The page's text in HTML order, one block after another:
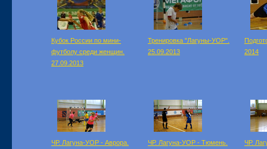
Кубок России по мини-
футболу среди женщин.
27.09.2013
Тренировка "Лагуны-УОР".
25.09.2013
2014
ЧР. Лагуна-УОР - Аврора.
ЧР. Лагуна-УОР - Тюмень.
ЧР.